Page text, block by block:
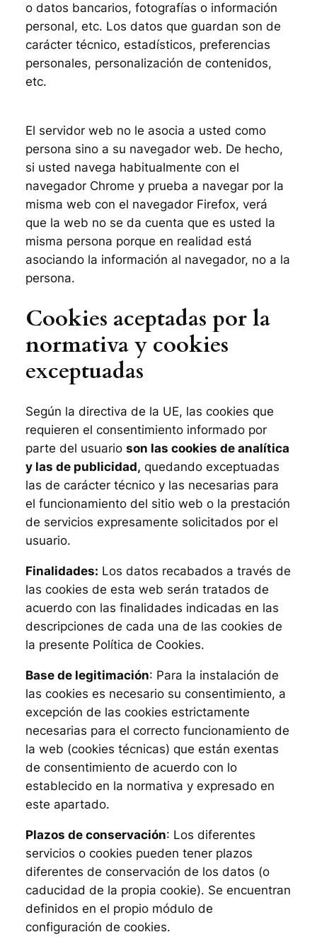
o datos bancarios, fotografías o información
personal, etc. Los datos que guardan son de
carácter técnico, estadísticos, preferencias
personales, personalización de contenidos,
etc.
El servidor web no le asocia a usted como
persona sino a su navegador web. De hecho,
si usted navega habitualmente con el
navegador Chrome y prueba a navegar por la
misma web con el navegador Firefox, verá
que la web no se da cuenta que es usted la
misma persona porque en realidad está
asociando la información al navegador, no a la
persona.
Cookies aceptadas por la
normativa y cookies
exceptuadas
Según la directiva de la UE, las cookies que
requieren el consentimiento informado por
parte del usuario son las cookies de analítica
y las de publicidad, quedando exceptuadas
las de carácter técnico y las necesarias para
el funcionamiento del sitio web o la prestación
de servicios expresamente solicitados por el
usuario.
Finalidades: Los datos recabados a través de
las cookies de esta web serán tratados de
acuerdo con las finalidades indicadas en las
descripciones de cada una de las cookies de
la presente Política de Cookies.
Base de legitimación: Para la instalación de
las cookies es necesario su consentimiento, a
excepción de las cookies estrictamente
necesarias para el correcto funcionamiento de
la web (cookies técnicas) que están exentas
de consentimiento de acuerdo con lo
establecido en la normativa y expresado en
este apartado.
Plazos de conservación: Los diferentes
servicios o cookies pueden tener plazos
diferentes de conservación de los datos (o
caducidad de la propia cookie). Se encuentran
definidos en el propio módulo de
configuración de cookies.